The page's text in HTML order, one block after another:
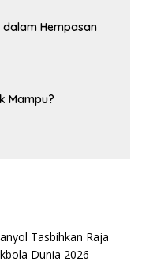
dalam Hempasan
Mampu?